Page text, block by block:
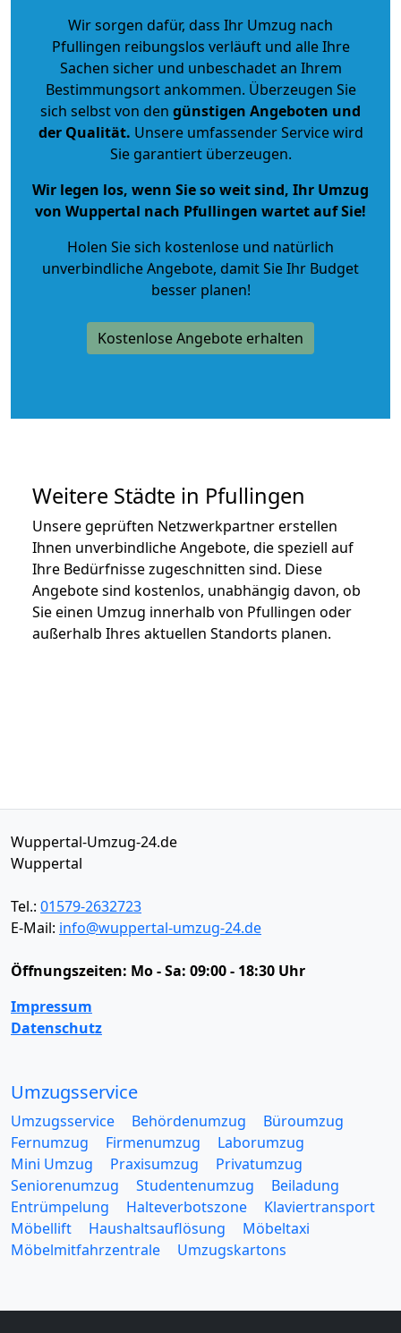
Wir sorgen dafür, dass Ihr Umzug nach
Pfullingen reibungslos verläuft und alle Ihre
Sachen sicher und unbeschadet an Ihrem
Bestimmungsort ankommen. Überzeugen Sie
sich selbst von den günstigen Angeboten und
der Qualität. Unsere umfassender Service wird
Sie garantiert überzeugen.
Wir legen los, wenn Sie so weit sind, Ihr Umzug
von Wuppertal nach Pfullingen wartet auf Sie!
Holen Sie sich kostenlose und natürlich
unverbindliche Angebote, damit Sie Ihr Budget
besser planen!
Kostenlose Angebote erhalten
Weitere Städte in Pfullingen
Unsere geprüften Netzwerkpartner erstellen
Ihnen unverbindliche Angebote, die speziell auf
Ihre Bedürfnisse zugeschnitten sind. Diese
Angebote sind kostenlos, unabhängig davon, ob
Sie einen Umzug innerhalb von Pfullingen oder
außerhalb Ihres aktuellen Standorts planen.
Wuppertal-Umzug-24.de
Wuppertal
Tel.: 01579-2632723
E-Mail: info@wuppertal-umzug-24.de
Öffnungszeiten: Mo - Sa: 09:00 - 18:30 Uhr
Impressum
Datenschutz
Umzugsservice
Umzugsservice Behördenumzug
Büroumzug
Fernumzug
Firmenumzug
Laborumzug
Mini Umzug
Praxisumzug
Privatumzug
Seniorenumzug
Studentenumzug
Beiladung
Entrümpelung
Halteverbotszone
Klaviertransport
Möbellift
Haushaltsauflösung
Möbeltaxi
Möbelmitfahrzentrale
Umzugskartons